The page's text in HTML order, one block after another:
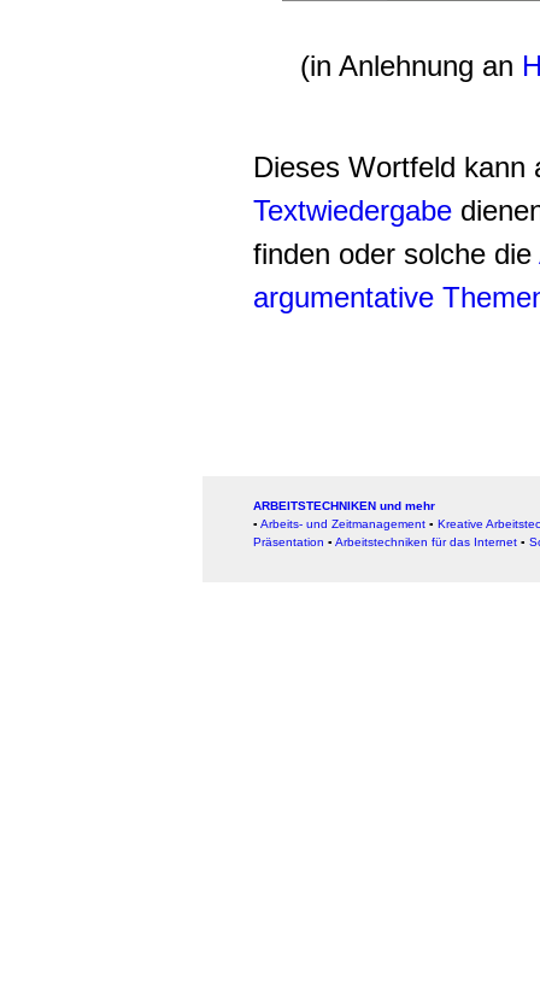
(in Anlehnung an
Dieses Wortfeld kann
Textwiedergabe
finden oder solche die
argumentative
ARBEITSTECHNIKEN und mehr
▪ Arbeits- und Zeitmanagement ▪ Kreative
Präsentation ▪ Arbeitstechniken für das Internet ▪